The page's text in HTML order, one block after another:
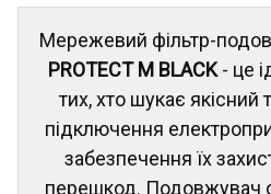
Мережевий фільтр-
PROTECT M BLACK- це
тих, хто шукає якісний
підключення
забезпечення їх
перешкод. Подовжувач